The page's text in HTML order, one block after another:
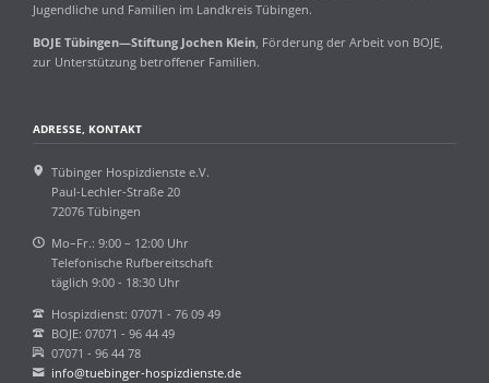
Jugendliche und Familien im Landkreis Tübingen.
BOJE Tübingen—Stiftung Jochen Klein, Förderung der Arbeit von BOJE,
zur Unterstützung betroffener Familien.
ADRESSE, KONTAKT
Tübinger Hospizdienste e.V.
Paul-Lechler-Straße 20
72076 Tübingen
Mo–Fr.: 9:00 – 12:00 Uhr
Telefonische Rufbereitschaft
täglich 9:00 - 18:30 Uhr
Hospizdienst: 07071 - 76 09 49
BOJE: 07071 - 96 44 49
07071 - 96 44 78
info@tuebinger-hospizdienste.de